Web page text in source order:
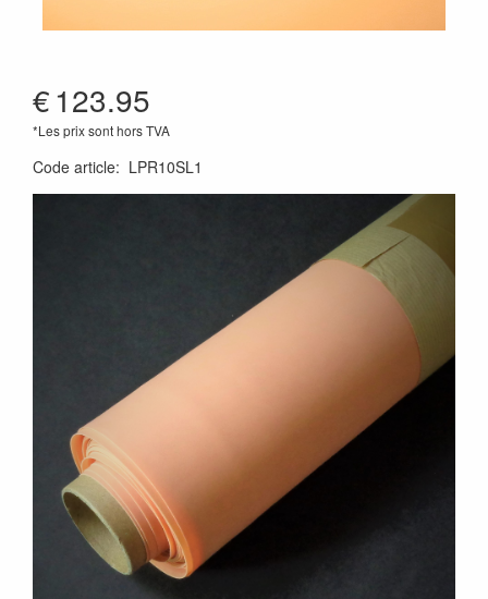
€123.95
*Les prix sont hors TVA
Code article: LPR10SL1